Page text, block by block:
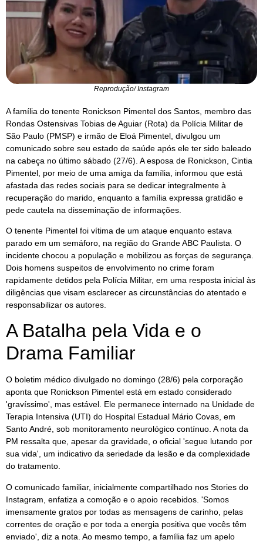
Reprodução/ Instagram
A família do tenente Ronickson Pimentel dos Santos, membro das
Rondas Ostensivas Tobias de Aguiar (Rota) da Polícia Militar de
São Paulo (PMSP) e irmão de Eloá Pimentel, divulgou um
comunicado sobre seu estado de saúde após ele ter sido baleado
na cabeça no último sábado (27/6). A esposa de Ronickson, Cintia
Pimentel, por meio de uma amiga da família, informou que está
afastada das redes sociais para se dedicar integralmente à
recuperação do marido, enquanto a família expressa gratidão e
pede cautela na disseminação de informações.
O tenente Pimentel foi vítima de um ataque enquanto estava
parado em um semáforo, na região do Grande ABC Paulista. O
incidente chocou a população e mobilizou as forças de segurança.
Dois homens suspeitos de envolvimento no crime foram
rapidamente detidos pela Polícia Militar, em uma resposta inicial às
diligências que visam esclarecer as circunstâncias do atentado e
responsabilizar os autores.
A Batalha pela Vida e o
Drama Familiar
O boletim médico divulgado no domingo (28/6) pela corporação
aponta que Ronickson Pimentel está em estado considerado
'gravíssimo', mas estável. Ele permanece internado na Unidade de
Terapia Intensiva (UTI) do Hospital Estadual Mário Covas, em
Santo André, sob monitoramento neurológico contínuo. A nota da
PM ressalta que, apesar da gravidade, o oficial 'segue lutando por
sua vida', um indicativo da seriedade da lesão e da complexidade
do tratamento.
O comunicado familiar, inicialmente compartilhado nos Stories do
Instagram, enfatiza a comoção e o apoio recebidos. 'Somos
imensamente gratos por todas as mensagens de carinho, pelas
correntes de oração e por toda a energia positiva que vocês têm
enviado', diz a nota. Ao mesmo tempo, a família faz um apelo